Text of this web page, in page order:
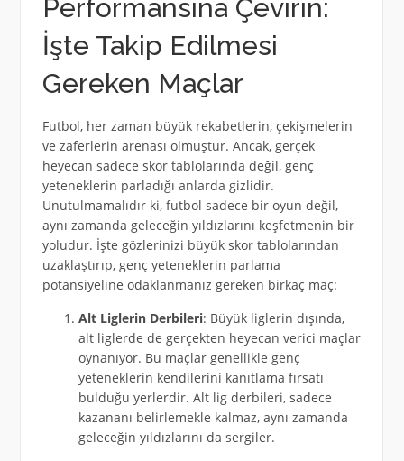
Performansına Çevirin:
İşte Takip Edilmesi
Gereken Maçlar
Futbol, her zaman büyük rekabetlerin, çekişmelerin
ve zaferlerin arenası olmuştur. Ancak, gerçek
heyecan sadece skor tablolarında değil, genç
yeteneklerin parladığı anlarda gizlidir.
Unutulmamalıdır ki, futbol sadece bir oyun değil,
aynı zamanda geleceğin yıldızlarını keşfetmenin bir
yoludur. İşte gözlerinizi büyük skor tablolarından
uzaklaştırıp, genç yeteneklerin parlama
potansiyeline odaklanmanız gereken birkaç maç:
Alt Liglerin Derbileri: Büyük liglerin dışında,
alt liglerde de gerçekten heyecan verici maçlar
oynanıyor. Bu maçlar genellikle genç
yeteneklerin kendilerini kanıtlama fırsatı
bulduğu yerlerdir. Alt lig derbileri, sadece
kazananı belirlemekle kalmaz, aynı zamanda
geleceğin yıldızlarını da sergiler.